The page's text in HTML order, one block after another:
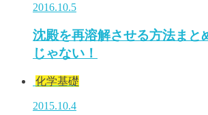
2016.10.5
沈殿を再溶解させる方法まと
じゃない！
化学基礎
2015.10.4